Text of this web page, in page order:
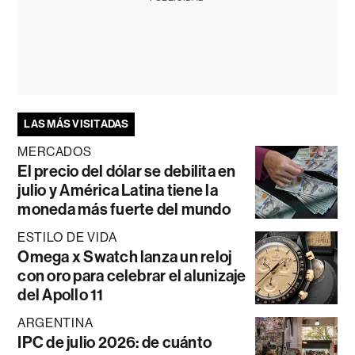
LAS MÁS VISITADAS
MERCADOS
El precio del dólar se debilita en
julio y América Latina tiene la
moneda más fuerte del mundo
ESTILO DE VIDA
Omega x Swatch lanza un reloj
con oro para celebrar el alunizaje
del Apollo 11
ARGENTINA
IPC de julio 2026: de cuánto